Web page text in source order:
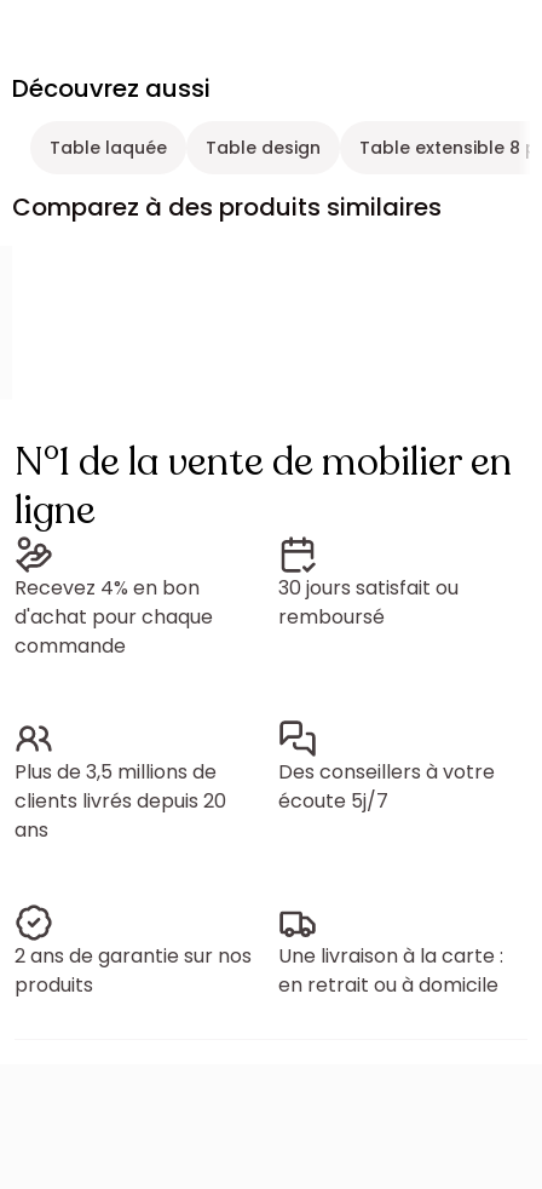
Découvrez aussi
Table laquée Table design Table extensible 8
Comparez à des produits similaires
N°1 de la vente de mobilier en
ligne
Recevez 4% en bon
d'achat pour chaque
commande
30 jours satisfait ou
remboursé
Plus de 3,5 millions de
clients livrés depuis 20
ans
Des conseillers à votre
écoute 5j/7
2 ans de garantie sur nos
produits
Une livraison à la carte :
en retrait ou à domicile